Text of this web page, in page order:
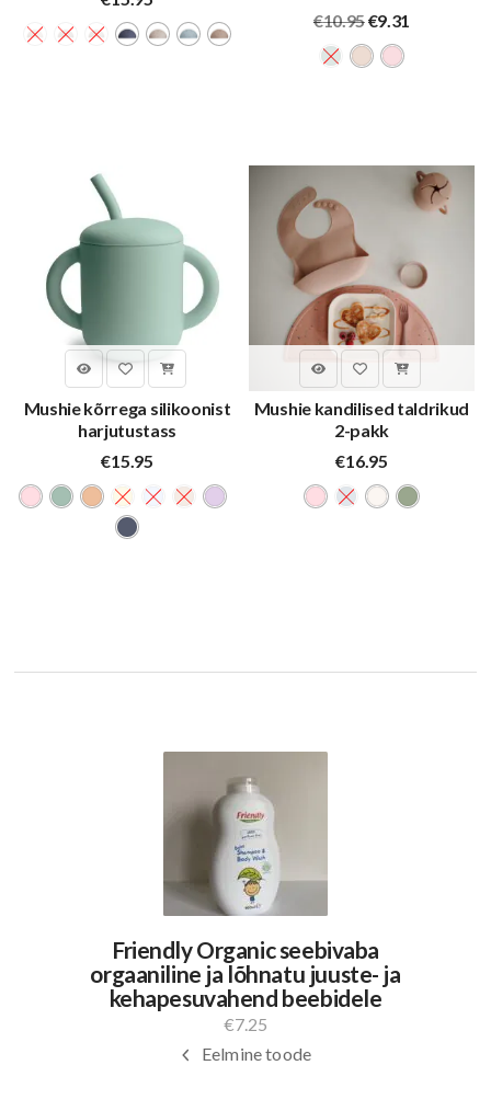
€10.95Algne
hind
oli:
€9.31
Mushie kõrrega silikoonist
harjutustass
€15.95
Mushie kandilised taldrikud
2-pakk
€16.95
Friendly Organic seebivaba
orgaaniline ja lõhnatu juuste- ja
kehapesuvahend beebidele
€7.25
Eelmine toode